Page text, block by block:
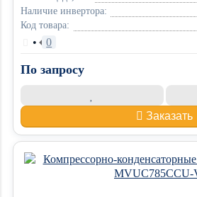
Наличие инвертора:
Код товара:
• 0
По запросу
Заказать